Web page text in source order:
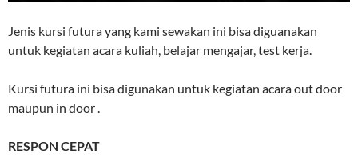
Jenis kursi futura yang kami sewakan ini bisa diguanakan
untuk kegiatan acara kuliah, belajar mengajar, test kerja.
Kursi futura ini bisa digunakan untuk kegiatan acara out door
maupun in door .
RESPON CEPAT